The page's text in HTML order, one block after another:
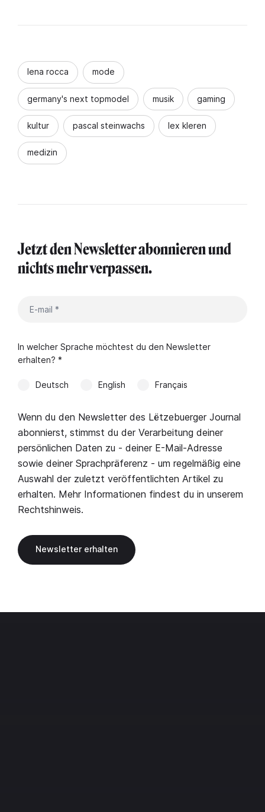
lena rocca mode
germany's next topmodel musik gaming
kultur pascal steinwachs lex kleren
medizin
Jetzt den Newsletter abonnieren und
nichts mehr verpassen.
In welcher Sprache möchtest du den Newsletter
erhalten? *
Deutsch English Français
Wenn du den Newsletter des Lëtzebuerger Journal
abonnierst, stimmst du der Verarbeitung deiner
persönlichen Daten zu - deiner E-Mail-Adresse
sowie deiner Sprachpräferenz - um regelmäßig eine
Auswahl der zuletzt veröffentlichten Artikel zu
erhalten. Mehr Informationen findest du in unserem
Rechtshinweis.